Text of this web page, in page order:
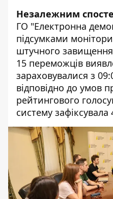
Незалежним
ГО "Електронна
підсумками
штучного завищення
15 переможців
зараховувалися з
відповідно до умов
рейтингового
систему